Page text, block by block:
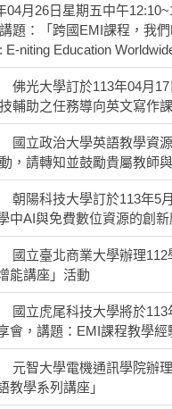
04月26日星期五中午
題：「跨國EMI課程，我
E-niting Education
佛光大學訂於113年04月
輔助之任務導向英文寫作
國立政治大學英語教學資
，請轉知並鼓勵貴屬教師
朝陽科技大學訂於113年5
中AI與免費數位資源的創
國立臺北商業大學辦理112
能講座」活動
國立虎尾科技大學將於113
會，講題：EMI課程教學
元智大學電機通訊學院辦
教學系列講座」